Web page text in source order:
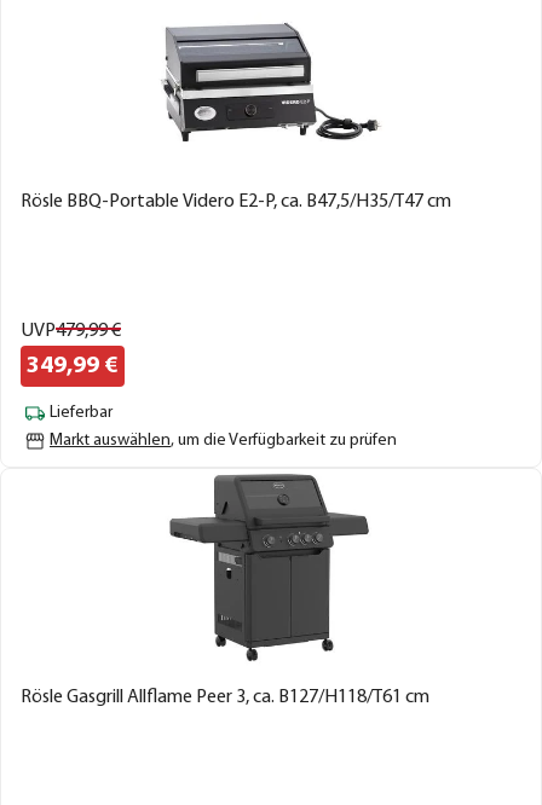
Rösle BBQ-Portable Videro E2-P, ca. B47,5/H35/T47 cm
UVP479,99€
349,99 €
Lieferbar
Markt auswählen, um die Verfügbarkeit zu prüfen
Rösle Gasgrill Allflame Peer 3, ca. B127/H118/T61 cm